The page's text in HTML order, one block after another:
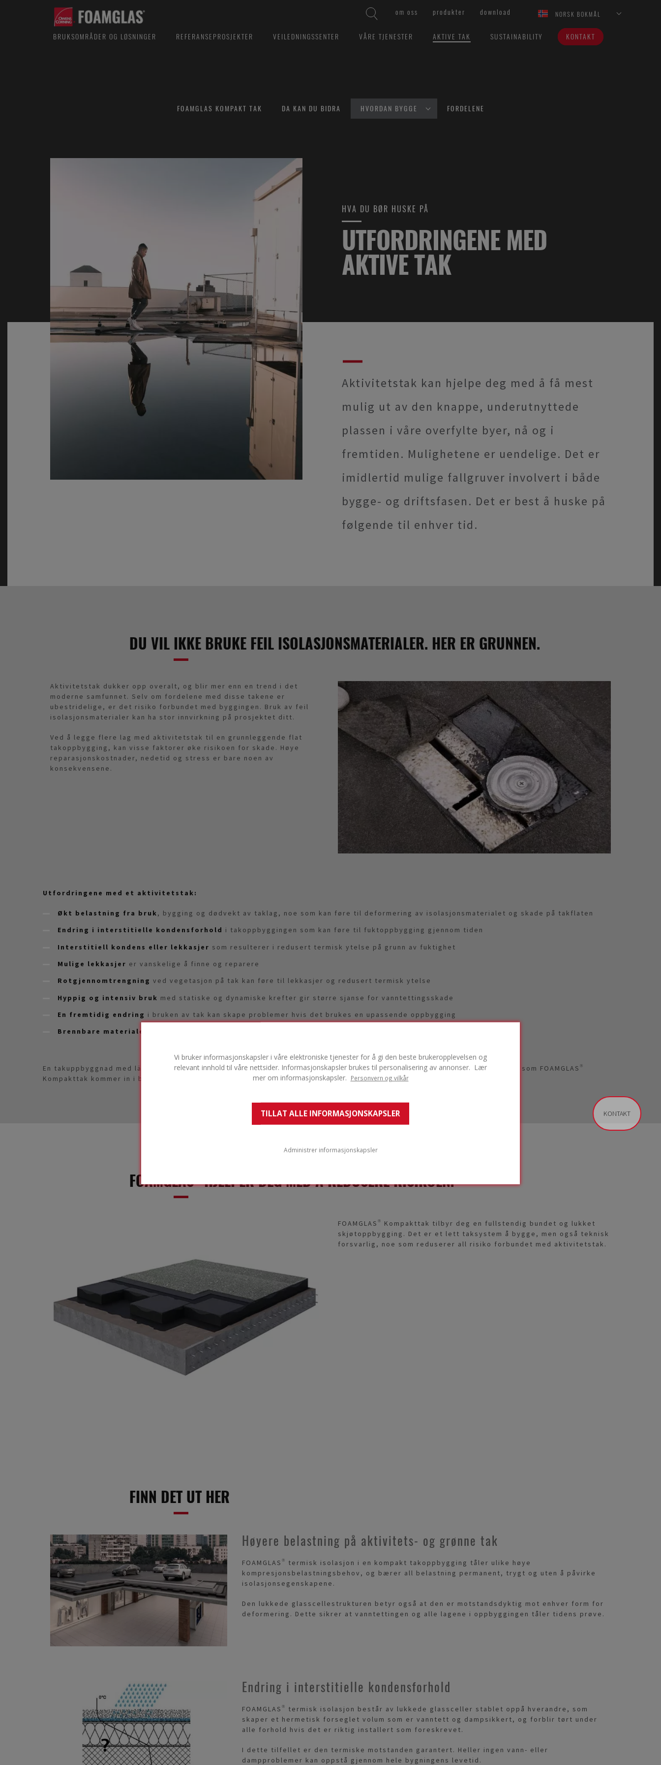
Vi bruker informasjonskapsler i våre elektroniske tjenester for å gi den beste brukeropplevelsen og
relevant innhold til våre nettsider. Informasjonskapsler brukes til personalisering av annonser. Lær
mer om informasjonskapsler.
Personvern og vilkår
TILLAT ALLE INFORMASJONSKAPSLER
Administrer informasjonskapsler
om oss produkter download NORSK BOKMÅL
BRUKSOMRÅDER OG LØSNINGER REFERANSEPROSJEKTER VEILEDNINGSSENTER VÅRE TJENESTER AKTIVE TAK SUSTAINABILITY KONTAKT
FOAMGLAS KOMPAKT TAK DA KAN DU BIDRA HVORDAN BYGGE FORDELENE
HVA DU BØR HUSKE PÅ
UTFORDRINGENE MED
AKTIVE TAK
Aktivitetstak kan hjelpe deg med å få mest
mulig ut av den knappe, underutnyttede
plassen i våre overfylte byer, nå og i
fremtiden. Mulighetene er uendelige. Det er
imidlertid mulige fallgruver involvert i både
bygge- og driftsfasen. Det er best å huske på
følgende til enhver tid.
DU VIL IKKE BRUKE FEIL ISOLASJONSMATERIALER. HER ER GRUNNEN.
Aktivitetstak dukker opp overalt, og blir mer enn en trend i det
moderne samfunnet. Selv om fordelene med disse takene er
ubestridelige, er det risiko forbundet med byggingen. Bruk av feil
isolasjonsmaterialer kan ha stor innvirkning på prosjektet ditt.
Ved å legge flere lag med aktivitetstak til en grunnleggende flat
takoppbygging, kan visse faktorer øke risikoen for skade. Høye
reparasjonskostnader, nedetid og stress er bare noen av
konsekvensene.
Utfordringene med et aktivitetstak:
Økt belastning fra bruk, bygging og dødvekt av taklag, noe som kan føre til deformering av isolasjonsmaterialet og skade på takflaten
Endring i interstitielle kondensforhold i takoppbyggingen som kan føre til fuktoppbygging gjennom tiden
Interstitiell kondens eller lekkasjer som resulterer i redusert termisk ytelse på grunn av fuktighet
Mulige lekkasjer er vanskelige å finne og reparere
Rotgjennomtrengning ved vegetasjon på tak kan føre til lekkasjer og redusert termisk ytelse
Hyppig og intensiv bruk med statiske og dynamiske krefter gir større sjanse for vanntettingsskade
En fremtidig endring i bruken av tak kan skape problemer hvis det brukes en upassende oppbygging
Brennbare materialer
En takuppbyggnad med lämpliga byggmaterial och en perfekt installation är nyckeln till att minska dessa risker. Det är här som FOAMGLAS®
Kompakttak kommer in i bilden.
FOAMGLAS® HJELPER DEG MED Å REDUSERE RISIKOEN.
FOAMGLAS® Kompakttak tilbyr deg en fullstendig bundet og lukket
skjøtoppbygging. Det er et lett taksystem å bygge, men også teknisk
forsvarlig, noe som reduserer all risiko forbundet med aktivitetstak.
FINN DET UT HER
Høyere belastning på aktivitets- og grønne tak
FOAMGLAS® termisk isolasjon i en kompakt takoppbygging tåler ulike høye
kompresjonsbelastningsbehov, og bærer all belastning permanent, trygt og uten å påvirke
isolasjonsegenskapene.
Den lukkede glasscellestrukturen betyr også at den er motstandsdyktig mot enhver form for
deformering. Dette sikrer at vanntettingen og alle lagene i oppbyggingen tåler tidens prøve.
Endring i interstitielle kondensforhold
FOAMGLAS® termisk isolasjon består av lukkede glassceller stablet oppå hverandre, som
skaper et hermetisk forseglet volum som er vanntett og dampsikkert, og forblir tørt under
alle forhold hvis det er riktig installert som foreskrevet.
I dette tilfellet er den termiske motstanden garantert. Heller ingen vann- eller
dampproblemer kan oppstå gjennom hele bygningens levetid.
KONTAKT